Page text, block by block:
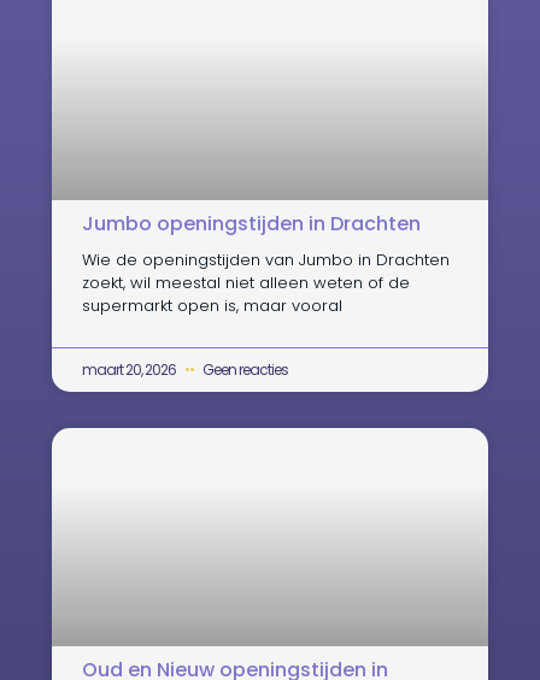
Jumbo openingstijden in Drachten
Wie de openingstijden van Jumbo in Drachten
zoekt, wil meestal niet alleen weten of de
supermarkt open is, maar vooral
maart 20, 2026 Geen reacties
Oud en Nieuw openingstijden in